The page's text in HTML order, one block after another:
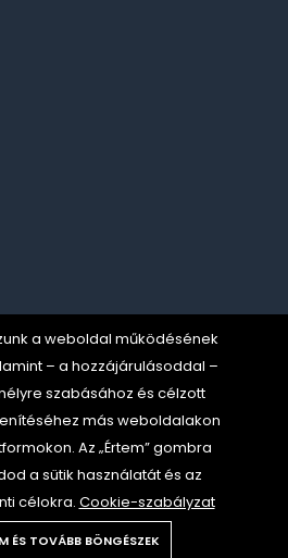
a weboldal működésének
– a hozzájárulásoddal –
szabásához és célzott
más weboldalakon
Az „Értem” gombra
a sütik használatát és az
célokra. Cookie-szabályzat
ÉS TOVÁBB BÖNGÉSZEK